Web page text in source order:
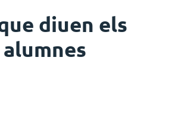
diuen els